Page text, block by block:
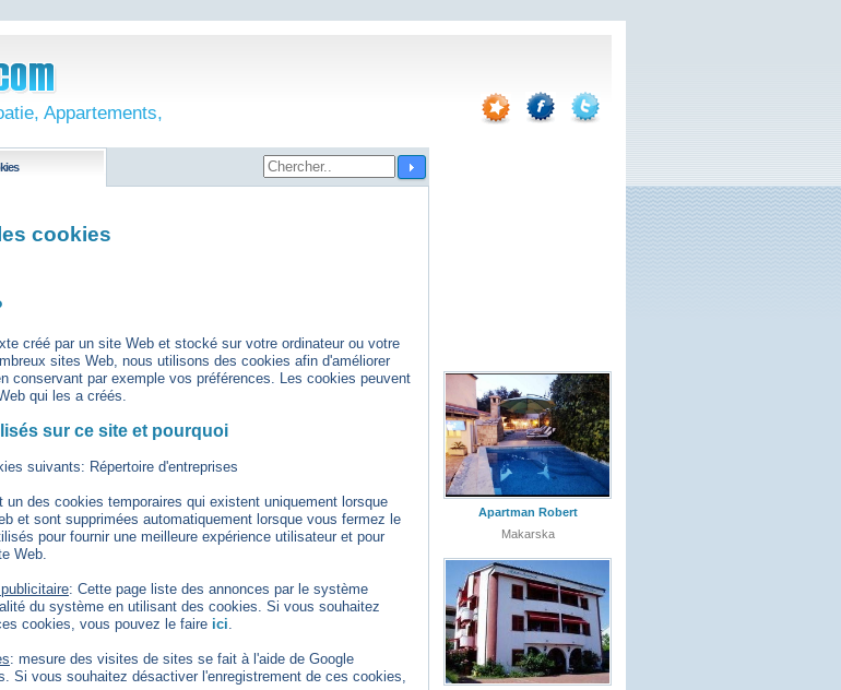
Appartements,
cookies
créé par un site Web et stocké sur votre ordinateur ou votre
sites Web, nous utilisons des cookies afin d'améliorer
conservant par exemple vos préférences. Les cookies peuvent
qui les a créés.
sur ce site et pourquoi
suivants: Répertoire d'entreprises
un des cookies temporaires qui existent uniquement lorsque
et sont supprimées automatiquement lorsque vous fermez le
pour fournir une meilleure expérience utilisateur et pour
Web.
: Cette page liste des annonces par le système
du système en utilisant des cookies. Si vous souhaitez
cookies, vous pouvez le faire ici.
: mesure des visites de sites se fait à l'aide de Google
Si vous souhaitez désactiver l'enregistrement de ces cookies,
Apartman Robert
Makarska